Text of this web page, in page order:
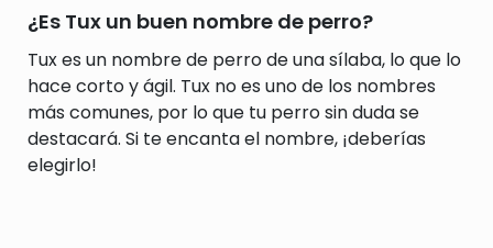
¿Es Tux un buen nombre de perro?
Tux es un nombre de perro de una sílaba, lo que lo
hace corto y ágil. Tux no es uno de los nombres
más comunes, por lo que tu perro sin duda se
destacará. Si te encanta el nombre, ¡deberías
elegirlo!